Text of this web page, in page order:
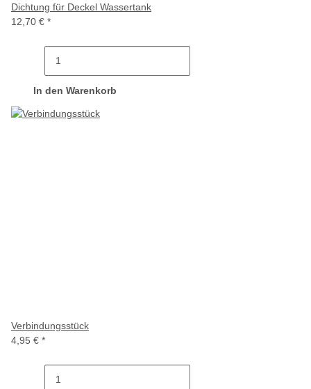
Dichtung für Deckel Wassertank
12,70 € *
In den Warenkorb
Verbindungsstück
4,95 € *